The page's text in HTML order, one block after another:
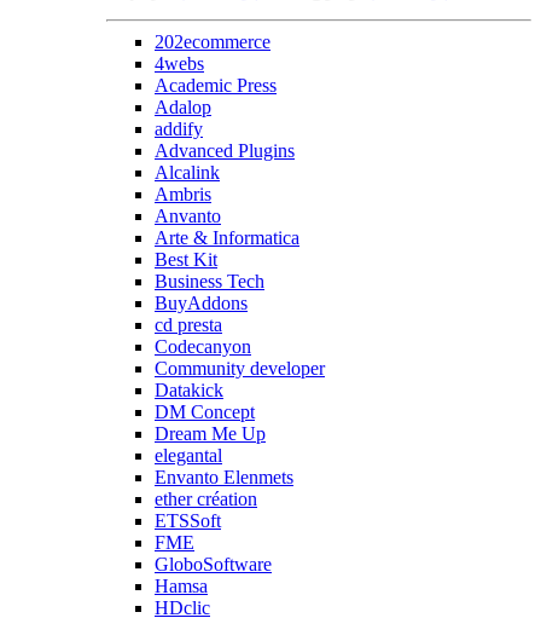
202ecommerce
4webs
Academic Press
Adalop
addify
Advanced Plugins
Alcalink
Ambris
Anvanto
Arte & Informatica
Best Kit
Business Tech
BuyAddons
cd presta
Codecanyon
Community developer
Datakick
DM Concept
Dream Me Up
elegantal
Envanto Elenmets
ether création
ETSSoft
FME
GloboSoftware
Hamsa
HDclic